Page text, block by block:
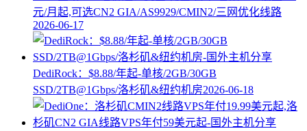
元/月起,可选CN2 GIA/AS9929/CMIN2/三网优化线路
2026-06-17
DediRock：$8.88/年起-单核/2GB/30GB
SSD/2TB@1Gbps/洛杉矶&纽约机房2026-06-18